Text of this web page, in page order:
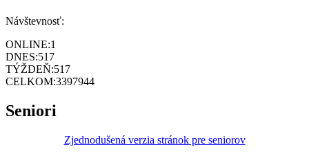
Návštevnosť:
ONLINE:1
DNES:517
TÝŽDEŇ:517
CELKOM:3397944
Seniori
Zjednodušená verzia stránok pre seniorov